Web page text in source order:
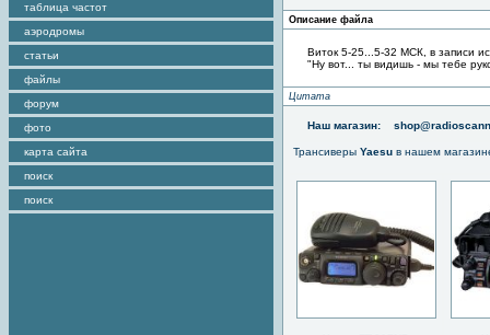
таблица частот
аэродромы
статьи
файлы
форум
фото
карта сайта
поиск
поиск
Описание файла
Виток 5-25...5-32 МСК, в записи
"Ну вот... ты видишь - мы тебе
Цитата
Наш магазин:
Трансиверы Yaesu в нашем